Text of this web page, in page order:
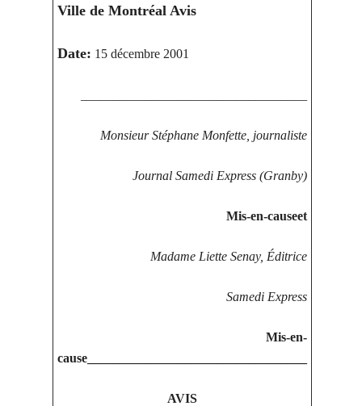
Ville de Montréal Avis
Date: 15 décembre 2001
Monsieur Stéphane Monfette, journaliste
Journal Samedi Express (Granby)
Mis-en-causeet
Madame Liette Senay, Éditrice
Samedi Express
Mis-en-
cause__________________________________
AVIS